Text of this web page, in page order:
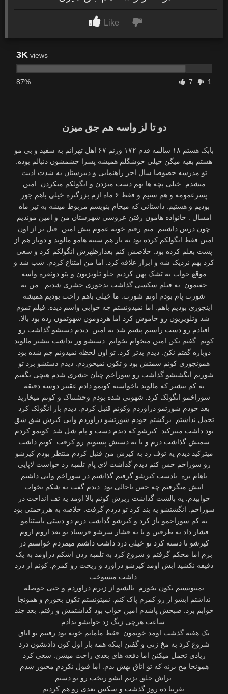
Like
3K views
87% 7 1
دو تا لز واسه هم جق میزن
بابک هستم ۱۸ سالمه قدم ۱۷۲ وزنم ۶۷ اهل تهرانم به سفید و بی مو
هستم بقیه میگن خیلی خوشگلم همیشه پسرا چشمشون دنبالم بوده.
تو مدرسه خصوصا سال اخر راهنمایی و دبیرستان به شدت اذیت
میشدم. خیلی پچه ها بهم دست میزدن و انگولکم میکردن. امین
پسرعمومه و هم سنیم و فقط ۶ ماه ازم بزرگتره خیلی باهم جور
بودیم و هستیم. داستانی که میخام بنویسم مربوط میشه به تیر ماه
امسال . خانواده هامون رفتن عروسی شهرستان من و امین موندیم
چون درس داشتیم. منم رفتم خونه عموم پیش امین. قبل تر از اون
امین فقط انگولکم کرده بود یه بار هم سینه هامو مالوند و دوبار هم از
پشت بغلم کرده بود. خلاصش کنم بعدازظهرش انگولکم کرد و سعی
کرد بهم نزدیک شه و ابراز علاقه کرد. اما من امتناع کردم. شب شد و
موقع خواب یه تشک پهن کردیم جلو تلویزیون و پتو دونفره واسه
جفتمون. یه فیلم سکسی گذاشت بدجوری حشری شدیم . من یه
شورت پام بودم اونم شورت. ما خیلی باهم راحت بودیم همیشه
اینجوری بودیم باهم. اما نمیدونستم چه خوابی واسم دیده. فیلم تموم
شد وتلویزیون رو خاموش کرد اما هردومون شهوتمون زده بود بالا.
افتادم رو دست راستم پشتم شد به امین. دیدم دستشو گذاشت رو
کونم. گفتم نکن امین میخوام بخوابم. دستشو ور نداشت بیشتر مالوند
دوباره گفتم نکن. دیدم بدتر کرد. تو اون لحظه نمیدونم چم شده بود
همونجوری کونم سمتش بود و تکون نمیخوردم. دیدم دستشو برد تو
شورتم انگشتشو گذاشت رو سوراخم چنان حشری شدم هیچی نگفتم
یه کم بیشتر که مالوند ناخواسته کونمو دادم عقبتر دوسه دقیقه
سوراخمو انگولک کرد. شهوتی شده بودم وحشتناک و کونم میخارید
بعد خودم شورتمو دراوردم وکونم قنبل کردم. دیدم باز انگولک کرد
تحمل نداشتم. برگشتم خودم شورتشو دراوردم وایی کیرش شق شق
بود داشت میترکید. کیرشو که دیدم دست و پام شل شد. کونمو کردم
سمتش گذاشت درم و با یه دستش پستونم رو کرفت. کونم داشت
میترکید دیدم یه توف زد به کیرش من قنبل کردم منتظر بودم کیرشو
رو سوراخم حس کنم دیدم گذاشت لای پام تلمبه زد خواست لاپایی
باهام بره. بادست کیرشو گرفتم گذاشتم در سوراخم وایی داشتم
اتیش میگرفتم چه حس باحالی بود. دیدم گفت به شکم بخواب
خوابیدم. یه بالشت گذاشت زیرش کونم بالا اومد یه تف انداخت در
سوراخم. انگشتشو یه بند کرد تو دردم گرفت. خلاصه به هرزحمتی بود
یه کم سوراخمو باز کرد و کیرشو گذاشت درم دو دستی باستنامو
فشار داد به طرفین و با یه فشار سرشو فرستاد تو بعد اروم اروم
کیرشو تا دسته کرد تو خیلی درد داشت داشتم میمردم خواستم در
برم اما محکم گرفتم و شروع کرد به تلمبه زدن اشکم دراومد به یک
دقیقه نکشید ابش اومد کیرشو دراورد و ریخت رو کمرم. کونم از درد
نمیتونستم تکون بخورم. بالشتو از زیرم دراوردم و حتی حوصله
نداشتم ابشو از رو کمرم پاک کنم. نمیتونستم تکون بخورم و همونجا
خوابم برد. صبحش پاشدم امین خواب بود گذاشتمش و رفتم. بعد چند
یک هفته گذشت اومد خونمون. فقط مامانم خونه بود رفتیم تو اتاق
شروع کرد به مخ زنی و گفتن اینکه همه بار اول کون دادنشون درد
زیادی تحمل میکنن اما دفعه های بعدی راحت میشن. سعی کرد
همونجا مخ بزنه که تو اتاق بهش بدم. اما قبول نکردم مجبور شدم
تقریبا ده روز گذشت و سکس بعدی رو هم کردیم.